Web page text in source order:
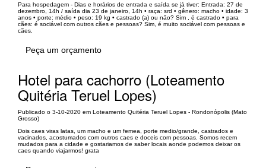
Para hospedagem - Dias e horários de entrada e saída se já tiver: Entrada: 27 de
dezembro, 14h / saída dia 23 de janeiro, 14h • raça: srd • gênero: macho • idade: 3
anos • porte: médio • peso: 19 kg • castrado (a) ou não? Sim , é castrado • para
cães: é sociável com outros cães e pessoas? Sim, é muito sociável com pessoas e
cães.
Peça um orçamento
Hotel para cachorro (Loteamento
Quitéria Teruel Lopes)
Publicado o 3-10-2020 em Loteamento Quitéria Teruel Lopes - Rondonópolis (Mato
Grosso)
Dois caes viras latas, um macho e um femea, porte medio/grande, castrados e
vacinados, acostumados com outros caes e doceis com pessoas. Somos recem
mudados para a cidade e gostariamos de saber locais aonde podemos deixar os
caes quando viajarmos! grata